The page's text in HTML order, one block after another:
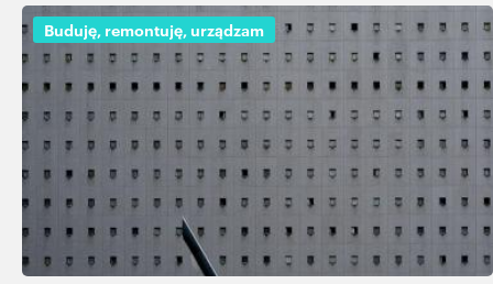
Buduję, remontuję, urządzam